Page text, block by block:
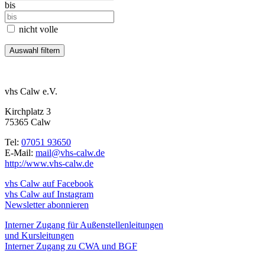
bis
nicht volle
vhs Calw e.V.
Kirchplatz 3
75365 Calw
Tel: 07051 93650
E-Mail: mail@vhs-calw.de
http://www.vhs-calw.de
vhs Calw auf Facebook
vhs Calw auf Instagram
Newsletter abonnieren
Interner Zugang für Außenstellenleitungen
und Kursleitungen
Interner Zugang zu CWA und BGF